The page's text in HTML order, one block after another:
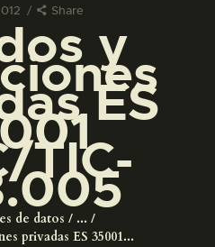
Share
y
ES
TIC-
de datos
...
privadas ES 35001...
VISITA